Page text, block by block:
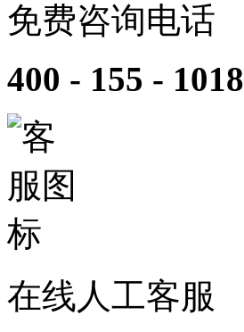
免费咨询电话
400 - 155 - 1018
在线人工客服